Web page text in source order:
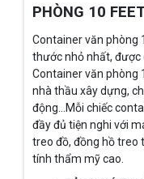
PHÒNG 10
Container văn phòng
thước nhỏ nhất, được
Container văn phòng
nhà thầu xây dựng,
động…Mỗi chiếc
đầy đủ tiện nghi với
treo đồ, đồng hồ treo
tính thẩm mỹ cao.